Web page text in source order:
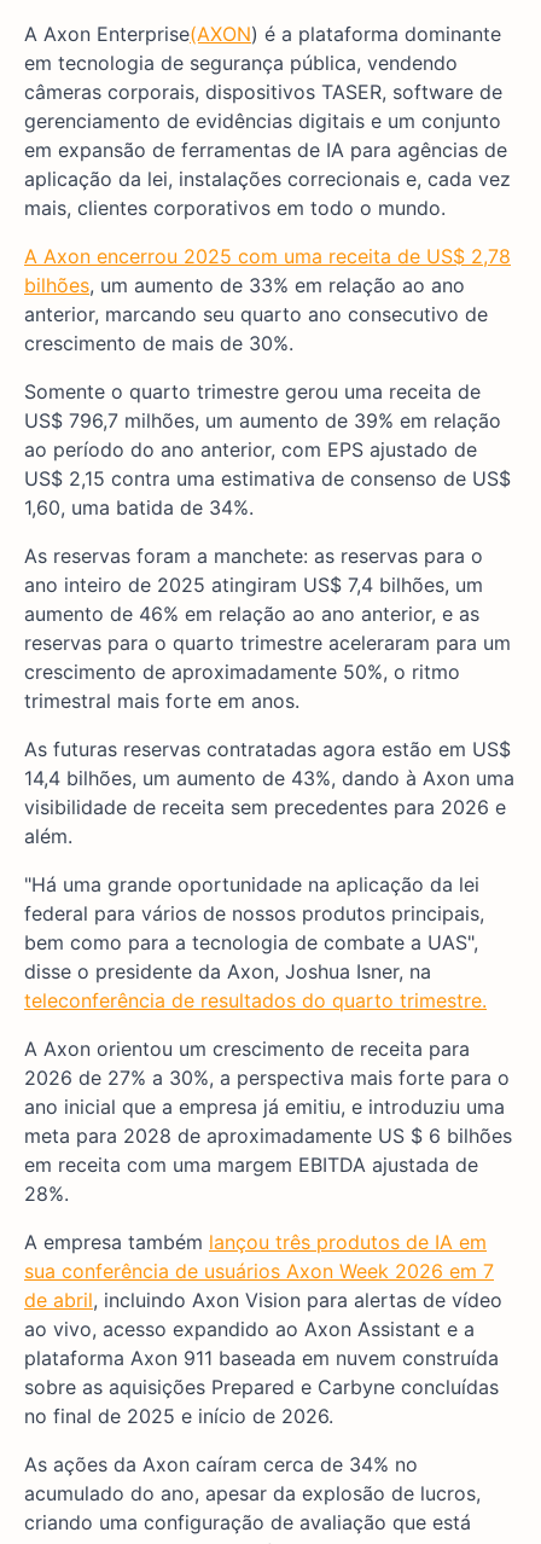
A Axon Enterprise(AXON) é a plataforma dominante
em tecnologia de segurança pública, vendendo
câmeras corporais, dispositivos TASER, software de
gerenciamento de evidências digitais e um conjunto
em expansão de ferramentas de IA para agências de
aplicação da lei, instalações correcionais e, cada vez
mais, clientes corporativos em todo o mundo.
A Axon encerrou 2025 com uma receita de US$ 2,78
bilhões, um aumento de 33% em relação ao ano
anterior, marcando seu quarto ano consecutivo de
crescimento de mais de 30%.
Somente o quarto trimestre gerou uma receita de
US$ 796,7 milhões, um aumento de 39% em relação
ao período do ano anterior, com EPS ajustado de
US$ 2,15 contra uma estimativa de consenso de US$
1,60, uma batida de 34%.
As reservas foram a manchete: as reservas para o
ano inteiro de 2025 atingiram US$ 7,4 bilhões, um
aumento de 46% em relação ao ano anterior, e as
reservas para o quarto trimestre aceleraram para um
crescimento de aproximadamente 50%, o ritmo
trimestral mais forte em anos.
As futuras reservas contratadas agora estão em US$
14,4 bilhões, um aumento de 43%, dando à Axon uma
visibilidade de receita sem precedentes para 2026 e
além.
"Há uma grande oportunidade na aplicação da lei
federal para vários de nossos produtos principais,
bem como para a tecnologia de combate a UAS",
disse o presidente da Axon, Joshua Isner, na
teleconferência de resultados do quarto trimestre.
A Axon orientou um crescimento de receita para
2026 de 27% a 30%, a perspectiva mais forte para o
ano inicial que a empresa já emitiu, e introduziu uma
meta para 2028 de aproximadamente US $ 6 bilhões
em receita com uma margem EBITDA ajustada de
28%.
A empresa também lançou três produtos de IA em
sua conferência de usuários Axon Week 2026 em 7
de abril, incluindo Axon Vision para alertas de vídeo
ao vivo, acesso expandido ao Axon Assistant e a
plataforma Axon 911 baseada em nuvem construída
sobre as aquisições Prepared e Carbyne concluídas
no final de 2025 e início de 2026.
As ações da Axon caíram cerca de 34% no
acumulado do ano, apesar da explosão de lucros,
criando uma configuração de avaliação que está